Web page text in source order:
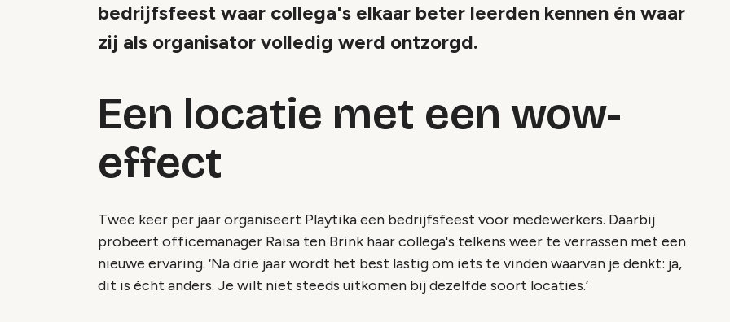
bedrijfsfeest waar collega's elkaar beter leerden kennen én waar
zij als organisator volledig werd ontzorgd.
Een locatie met een wow-
effect
Twee keer per jaar organiseert Playtika een bedrijfsfeest voor medewerkers. Daarbij
probeert officemanager Raisa ten Brink haar collega's telkens weer te verrassen met een
nieuwe ervaring. ‘Na drie jaar wordt het best lastig om iets te vinden waarvan je denkt: ja,
dit is écht anders. Je wilt niet steeds uitkomen bij dezelfde soort locaties.’